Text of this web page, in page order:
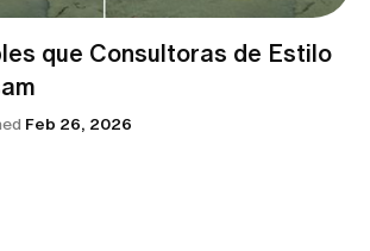
que Consultoras de Estilo
Feb 26, 2026